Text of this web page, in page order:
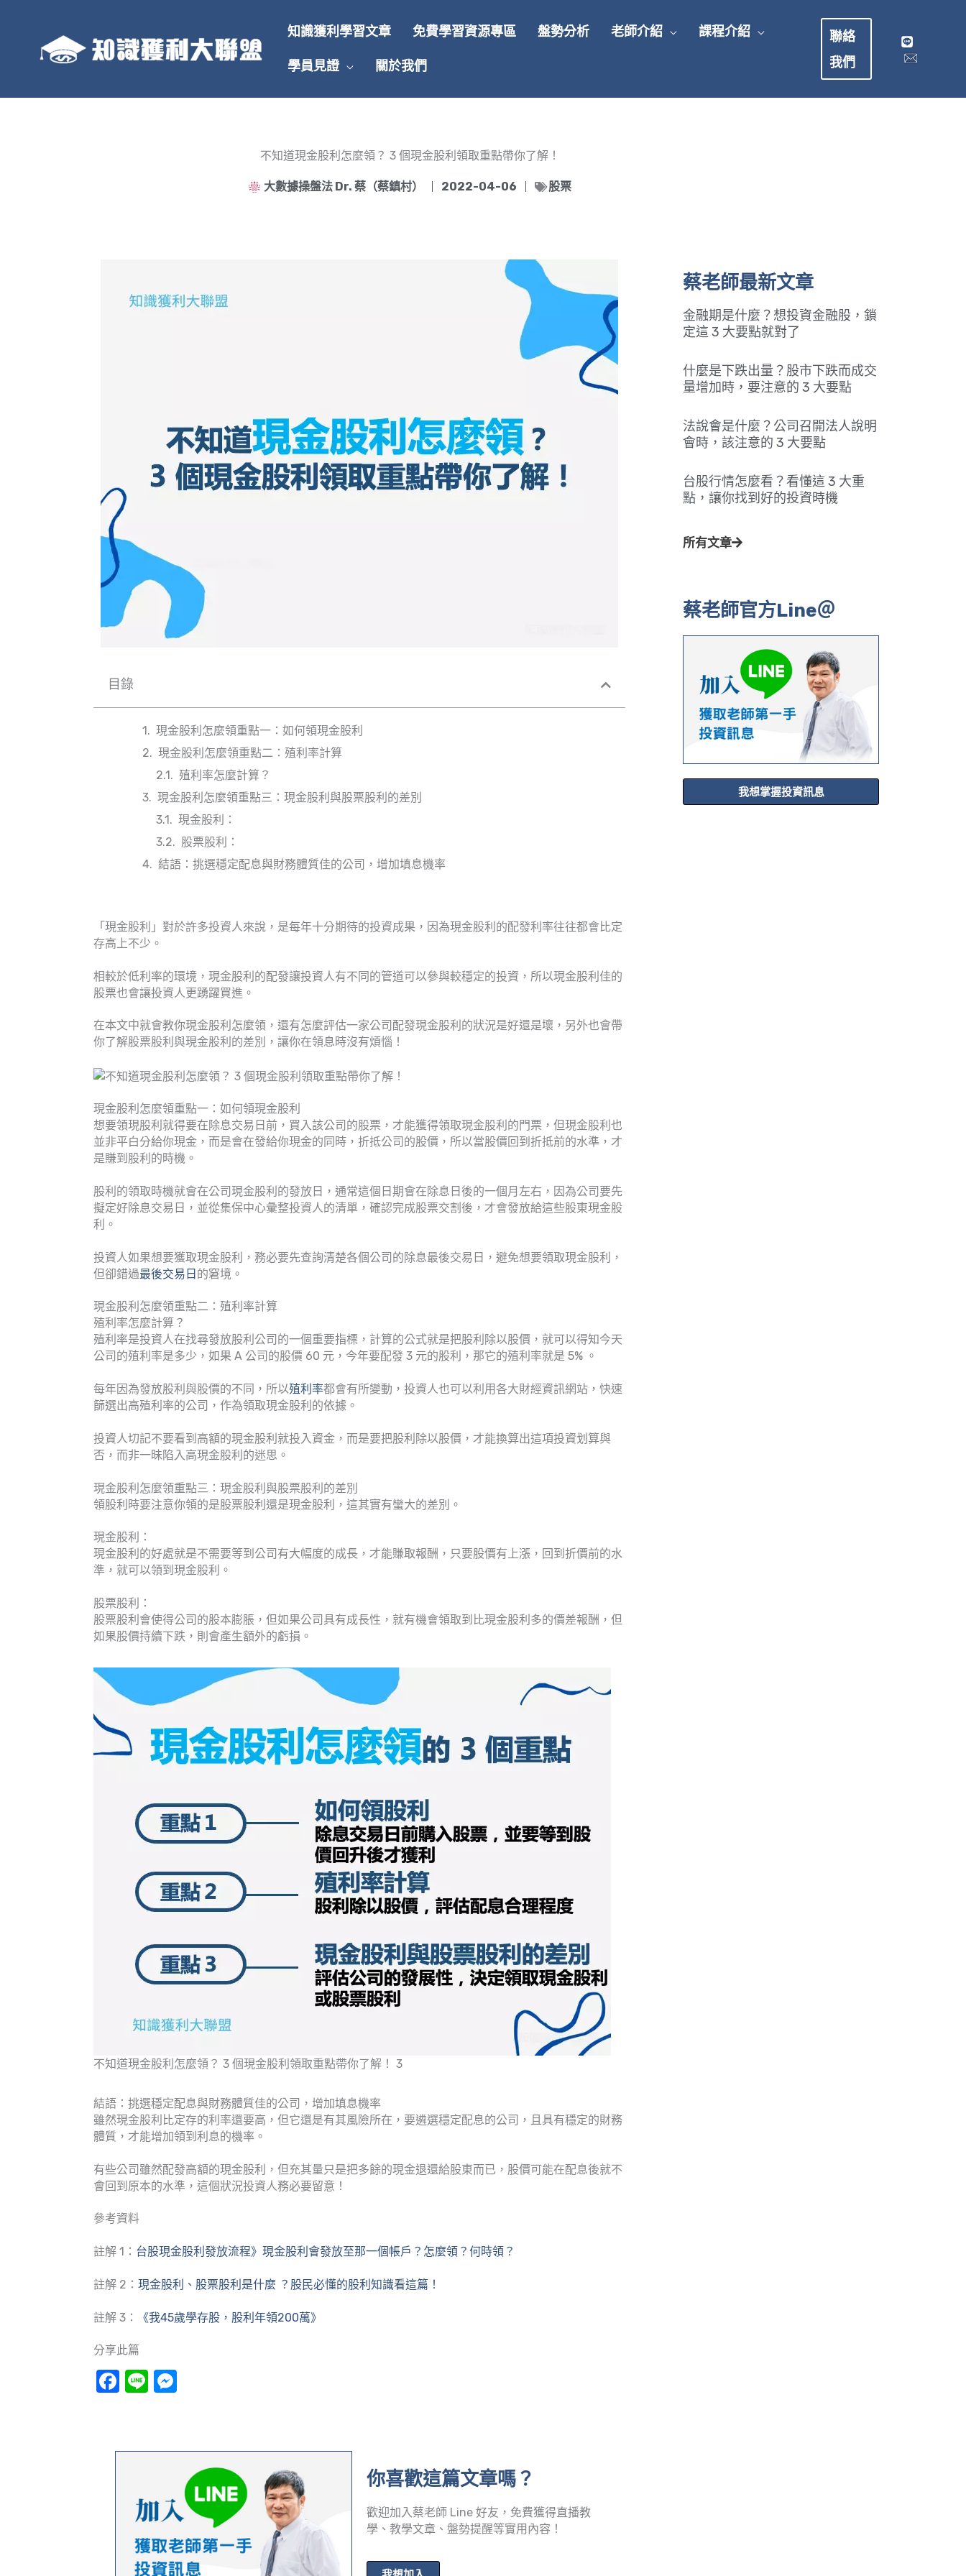
知識獲利學習文章 免費學習資源專區 盤勢分析 老師介紹 課程介紹
學員見證 關於我們
聯絡
我們
不知道現金股利怎麼領？ 3 個現金股利領取重點帶你了解！
大數據操盤法 Dr. 蔡（蔡鎮村） 2022-04-06 股票
目錄
現金股利怎麼領重點一：如何領現金股利
現金股利怎麼領重點二：殖利率計算
殖利率怎麼計算？
現金股利怎麼領重點三：現金股利與股票股利的差別
現金股利：
股票股利：
結語：挑選穩定配息與財務體質佳的公司，增加填息機率
「現金股利」對於許多投資人來說，是每年十分期待的投資成果，因為現金股利的配發利率往往都會比定
存高上不少。
相較於低利率的環境，現金股利的配發讓投資人有不同的管道可以參與較穩定的投資，所以現金股利佳的
股票也會讓投資人更踴躍買進。
在本文中就會教你現金股利怎麼領，還有怎麼評估一家公司配發現金股利的狀況是好還是壞，另外也會帶
你了解股票股利與現金股利的差別，讓你在領息時沒有煩惱！
現金股利怎麼領重點一：如何領現金股利
想要領現股利就得要在除息交易日前，買入該公司的股票，才能獲得領取現金股利的門票，但現金股利也
並非平白分給你現金，而是會在發給你現金的同時，折抵公司的股價，所以當股價回到折抵前的水準，才
是賺到股利的時機。
股利的領取時機就會在公司現金股利的發放日，通常這個日期會在除息日後的一個月左右，因為公司要先
擬定好除息交易日，並從集保中心彙整投資人的清單，確認完成股票交割後，才會發放給這些股東現金股
利。
投資人如果想要獲取現金股利，務必要先查詢清楚各個公司的除息最後交易日，避免想要領取現金股利，
但卻錯過最後交易日 的窘境。
現金股利怎麼領重點二：殖利率計算
殖利率怎麼計算？
殖利率是投資人在找尋發放股利公司的一個重要指標，計算的公式就是把股利除以股價，就可以得知今天
公司的殖利率是多少，如果 A 公司的股價 60 元，今年要配發 3 元的股利，那它的殖利率就是 5% 。
每年因為發放股利與股價的不同，所以殖利率都會有所變動，投資人也可以利用各大財經資訊網站，快速
篩選出高殖利率的公司，作為領取現金股利的依據。
投資人切記不要看到高額的現金股利就投入資金，而是要把股利除以股價，才能換算出這項投資划算與
否，而非一昧陷入高現金股利的迷思。
現金股利怎麼領重點三：現金股利與股票股利的差別
領股利時要注意你領的是股票股利還是現金股利，這其實有蠻大的差別。
現金股利：
現金股利的好處就是不需要等到公司有大幅度的成長，才能賺取報酬，只要股價有上漲，回到折價前的水
準，就可以領到現金股利。
股票股利：
股票股利會使得公司的股本膨脹，但如果公司具有成長性，就有機會領取到比現金股利多的價差報酬，但
如果股價持續下跌，則會產生額外的虧損。
不知道現金股利怎麼領？ 3 個現金股利領取重點帶你了解！ 3
結語：挑選穩定配息與財務體質佳的公司，增加填息機率
雖然現金股利比定存的利率還要高，但它還是有其風險所在，要遴選穩定配息的公司，且具有穩定的財務
體質，才能增加領到利息的機率。
有些公司雖然配發高額的現金股利，但充其量只是把多餘的現金退還給股東而已，股價可能在配息後就不
會回到原本的水準，這個狀況投資人務必要留意！
參考資料
註解 1： 台股現金股利發放流程》現金股利會發放至那一個帳戶？怎麼領？何時領？
註解 2： 現金股利、股票股利是什麼 ？股民必懂的股利知識看這篇！
註解 3： 《我45歲學存股，股利年領200萬》
分享此篇
Facebook
Line
你喜歡這篇文章嗎？
歡迎加入蔡老師 Line 好友，免費獲得直播教
學、教學文章、盤勢提醒等實用內容！
蔡老師最新文章
金融期是什麼？想投資金融股，鎖
定這 3 大要點就對了
什麼是下跌出量？股市下跌而成交
量增加時，要注意的 3 大要點
法說會是什麼？公司召開法人說明
會時，該注意的 3 大要點
台股行情怎麼看？看懂這 3 大重
點，讓你找到好的投資時機
所有文章
蔡老師官方Line＠
我想掌握投資訊息